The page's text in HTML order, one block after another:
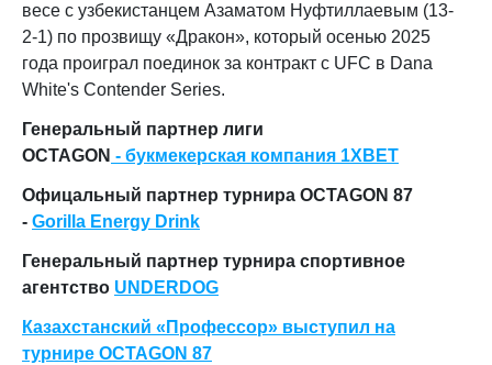
весе с узбекистанцем Азаматом Нуфтиллаевым (13-
2-1) по прозвищу «Дракон», который осенью 2025
года проиграл поединок за контракт с UFC в Dana
White's Contender Series.
Генеральный партнер лиги
OCTAGON - букмекерская компания 1XBET
Офицальный партнер турнира OCTAGON 87
- Gorilla Energy Drink
Генеральный партнер турнира спортивное
агентство UNDERDOG
Казахстанский «Профессор» выступил на
турнире OCTAGON 87